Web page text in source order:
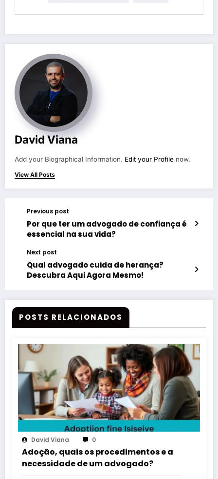
David Viana
Add your Biographical Information. Edit your Profile now.
View All Posts
Previous post
Por que ter um advogado de confiança é
essencial na sua vida?
Next post
Qual advogado cuida de herança?
Descubra Aqui Agora Mesmo!
POSTS RELACIONADOS
David Viana 0
Adoção, quais os procedimentos e a
necessidade de um advogado?